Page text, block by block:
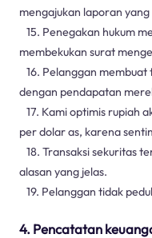
mengajukan laporan
15. Penegakan hukum
membekukan surat
16. Pelanggan
dengan pendapatan
17. Kami optimis rupiah
per dolar as, karena
18. Transaksi sekuritas
alasan yang jelas.
19. Pelanggan tidak
4. Pencatatan